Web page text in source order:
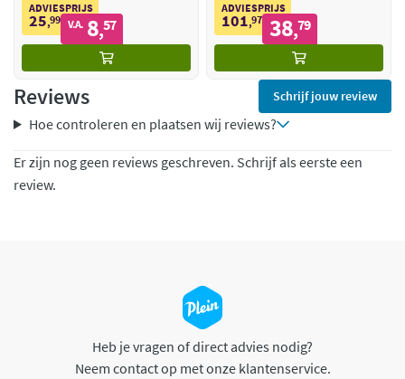
ADVIESPRIJS
25,99 V.A. 8,57
ADVIESPRIJS
101,97 38,79
Reviews Schrijf jouw review
Hoe controleren en plaatsen wij reviews?
Er zijn nog geen reviews geschreven. Schrijf als eerste een
review.
Heb je vragen of direct advies nodig?
Neem contact op met onze klantenservice.